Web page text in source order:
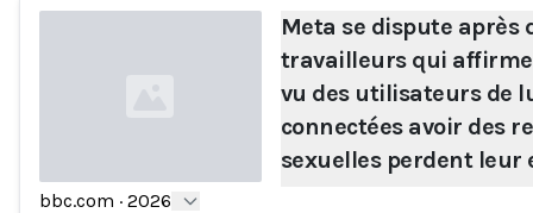
Meta se dispute après
travailleurs qui
vu des utilisateurs de
connectées avoir des
sexuelles perdent leur
bbc.com · 2026